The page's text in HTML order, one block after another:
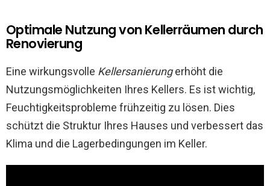
Optimale Nutzung von Kellerräumen durch
Renovierung
Eine wirkungsvolle Kellersanierungerhöht die
Nutzungsmöglichkeiten Ihres Kellers. Es ist wichtig,
Feuchtigkeitsprobleme frühzeitig zu lösen. Dies
schützt die Struktur Ihres Hauses und verbessert das
Klima und die Lagerbedingungen im Keller.